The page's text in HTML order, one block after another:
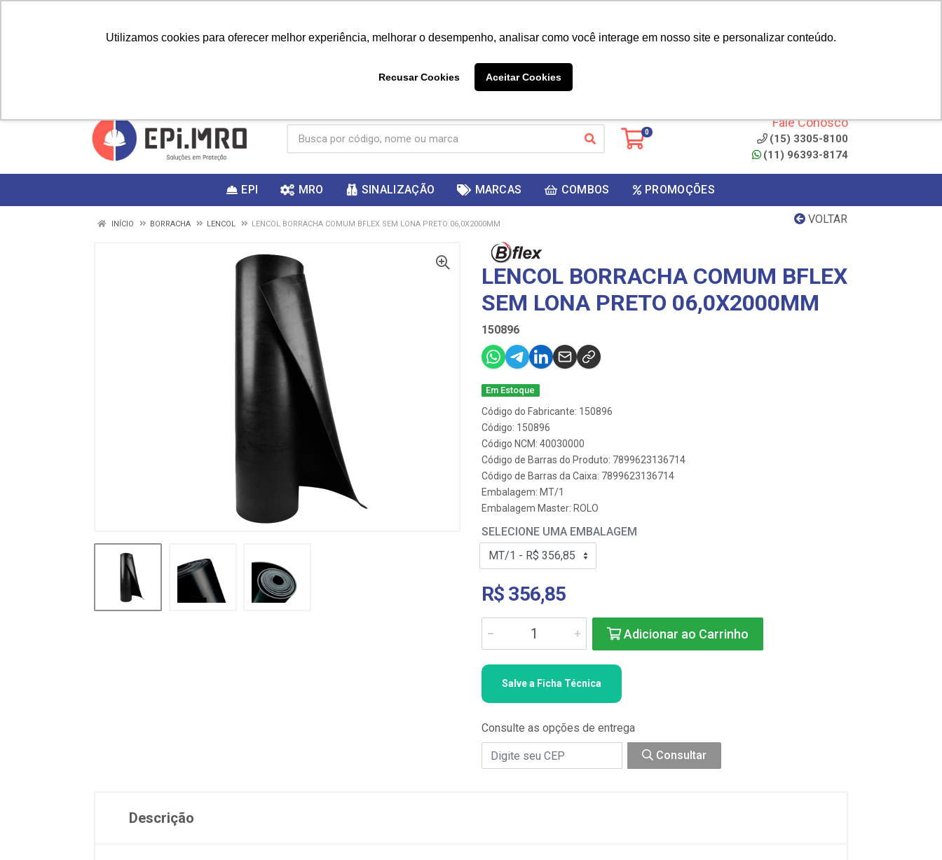
Utilizamos cookies para oferecer melhor experiência, melhorar o desempenho, analisar como você interage em nosso site e personalizar conteúdo.
Recusar Cookies Aceitar Cookies
ganhar
0
Fale Conosco
(15) 3305-8100
(11) 96393-8174
EPI MRO SINALIZAÇÃO MARCAS COMBOS PROMOÇÕES
VOLTAR
INÍCIO BORRACHA LENCOL LENCOL BORRACHA COMUM BFLEX SEM LONA PRETO 06,0X2000MM
LENCOL BORRACHA COMUM BFLEX
SEM LONA PRETO 06,0X2000MM
150896
Em Estoque
Código do Fabricante: 150896
Código: 150896
Código NCM: 40030000
Código de Barras do Produto: 7899623136714
Código de Barras da Caixa: 7899623136714
Embalagem: MT/1
Embalagem Master: ROLO
SELECIONE UMA EMBALAGEM
R$ 356,85
Adicionar ao Carrinho
Salve a Ficha Técnica
Consulte as opções de entrega
Consultar
Descrição